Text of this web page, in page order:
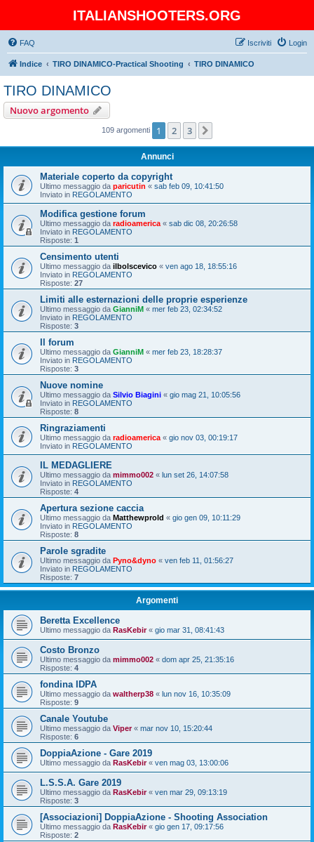
ITALIANSHOOTERS.ORG
FAQ Login
Iscriviti
Indice TIRO DINAMICO-Practical Shooting TIRO DINAMICO
TIRO DINAMICO
Nuovo argomento
109 argomenti 1 2 3
Annunci
Materiale coperto da copyright
Ultimo messaggio da paricutin « sab feb 09, 10:41:50
Inviato in REGOLAMENTO
Modifica gestione forum
Ultimo messaggio da radioamerica « sab dic 08, 20:26:58
Inviato in REGOLAMENTO
Risposte: 1
Censimento utenti
Ultimo messaggio da ilbolscevico « ven ago 18, 18:55:16
Inviato in REGOLAMENTO
Risposte: 27
Limiti alle esternazioni delle proprie esperienze
Ultimo messaggio da GianniM « mer feb 23, 02:34:52
Inviato in REGOLAMENTO
Risposte: 3
Il forum
Ultimo messaggio da GianniM « mer feb 23, 18:28:37
Inviato in REGOLAMENTO
Risposte: 3
Nuove nomine
Ultimo messaggio da Silvio Biagini « gio mag 21, 10:05:56
Inviato in REGOLAMENTO
Risposte: 8
Ringraziamenti
Ultimo messaggio da radioamerica « gio nov 03, 00:19:17
Inviato in REGOLAMENTO
IL MEDAGLIERE
Ultimo messaggio da mimmo002 « lun set 26, 14:07:58
Inviato in REGOLAMENTO
Risposte: 4
Apertura sezione caccia
Ultimo messaggio da Matthewprold « gio gen 09, 10:11:29
Inviato in REGOLAMENTO
Risposte: 8
Parole sgradite
Ultimo messaggio da Pyno&dyno « ven feb 11, 01:56:27
Inviato in REGOLAMENTO
Risposte: 7
Argomenti
Beretta Excellence
Ultimo messaggio da RasKebir« gio mar 31, 08:41:43
Costo Bronzo
Ultimo messaggio da mimmo002 « dom apr 25, 21:35:16
Risposte: 4
fondina IDPA
Ultimo messaggio da waltherp38 « lun nov 16, 10:35:09
Risposte: 9
Canale Youtube
Ultimo messaggio da Viper« mar nov 10, 15:20:44
Risposte: 6
DoppiaAzione - Gare 2019
Ultimo messaggio da RasKebir« ven mag 03, 13:00:06
L.S.S.A. Gare 2019
Ultimo messaggio da RasKebir« ven mar 29, 09:13:19
Risposte: 3
[Associazioni] DoppiaAzione - Shooting Association
Ultimo messaggio da RasKebir« gio gen 17, 09:17:56
Risposte: 2